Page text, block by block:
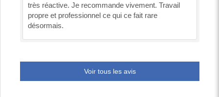
très réactive. Je recommande vivement. Travail
propre et professionnel ce qui ce fait rare
désormais.
Voir tous les avis